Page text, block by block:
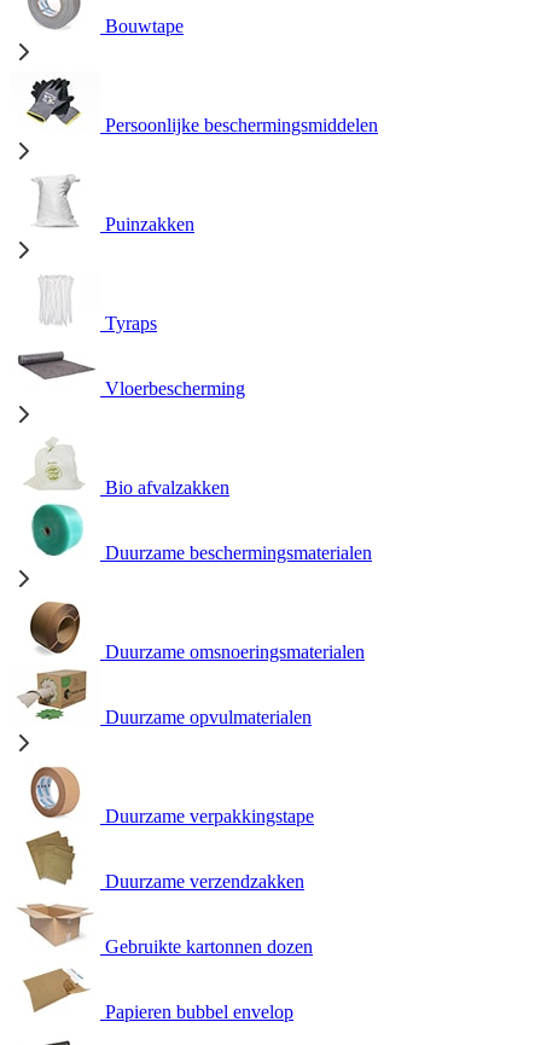
Bouwtape
Persoonlijke beschermingsmiddelen
Puinzakken
Tyraps
Vloerbescherming
Bio afvalzakken
Duurzame beschermingsmaterialen
Duurzame omsnoeringsmaterialen
Duurzame opvulmaterialen
Duurzame verpakkingstape
Duurzame verzendzakken
Gebruikte kartonnen dozen
Papieren bubbel envelop